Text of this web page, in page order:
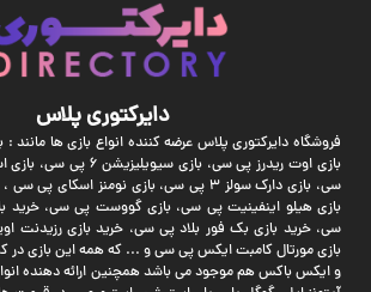
دایرکتوری پلاس
بازی اوت ریدرز پی سی، بازی
بازی هیلو اینفینیت پی سی، بازی گووست پی سی، خرید
سی، خرید بازی بک فور بلاد پی سی، خرید بازی رزیدنت
بازی مورتال کامبت ایکس پی سی و ... که همه این بازی
و ایکس باکس هم موجود می باشد همچنین ارائه دهنده